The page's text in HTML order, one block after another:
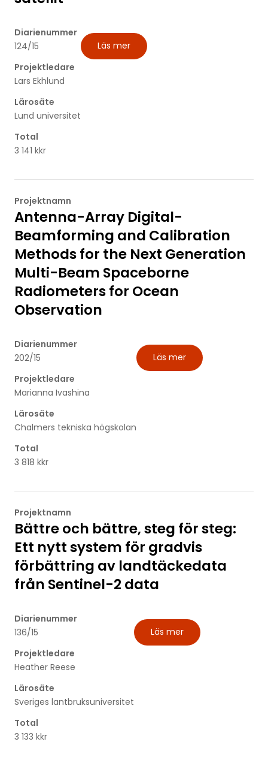
Diarienummer
124/15
Projektledare
Lars Ekhlund
Lärosäte
Lund universitet
Total
3 141 kkr
Läs mer
Projektnamn
Antenna-Array Digital-
Beamforming and Calibration
Methods for the Next Generation
Multi-Beam Spaceborne
Radiometers for Ocean
Observation
Diarienummer
202/15
Projektledare
Marianna Ivashina
Lärosäte
Chalmers tekniska högskolan
Total
3 818 kkr
Läs mer
Projektnamn
Bättre och bättre, steg för steg:
Ett nytt system för gradvis
förbättring av landtäckedata
från Sentinel-2 data
Diarienummer
136/15
Projektledare
Heather Reese
Lärosäte
Sveriges lantbruksuniversitet
Total
3 133 kkr
Läs mer